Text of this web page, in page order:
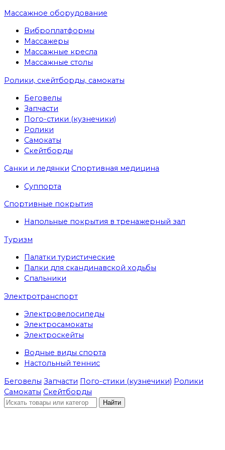
Массажное оборудование
Виброплатформы
Массажеры
Массажные кресла
Массажные столы
Ролики, скейтборды, самокаты
Беговелы
Запчасти
Пого-стики (кузнечики)
Ролики
Самокаты
Скейтборды
Санки и ледянки Спортивная медицина
Суппорта
Спортивные покрытия
Напольные покрытия в тренажерный зал
Туризм
Палатки туристические
Палки для скандинавской ходьбы
Спальники
Электротранспорт
Электровелосипеды
Электросамокаты
Электроскейты
Водные виды спорта
Настольный теннис
Беговелы Запчасти Пого-стики (кузнечики) Ролики
Самокаты Скейтборды
Найти